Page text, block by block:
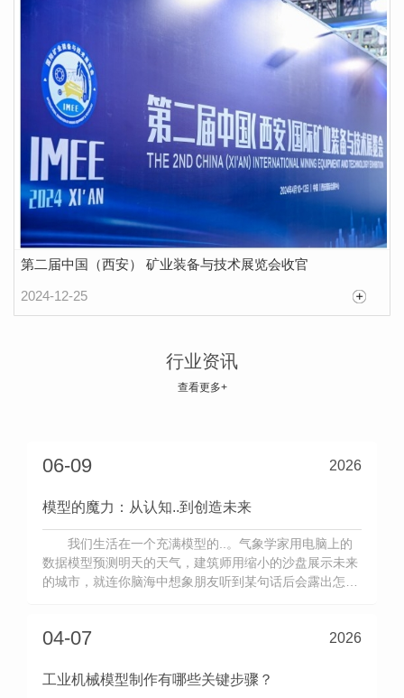
第二届中国（西安） 矿业装备与技术展览会收官
2024-12-25
行业资讯
查看更多+
域，机械模型设备早已不是简单的“缩小摆件”，而是
呈现，让硬核的机械原理、精密的传动结构、完整的
06-09 2026
模型的魔力：从认知..到创造未来
我们生活在一个充满模型的..。气象学家用电脑上的
数据模型预测明天的天气，建筑师用缩小的沙盘展示未来
的城市，就连你脑海中想象朋友听到某句话后会露出怎样
核心工具。一、什么是模型？简单来说，模型是对现实的
04-07 2026
工业机械模型制作有哪些关键步骤？